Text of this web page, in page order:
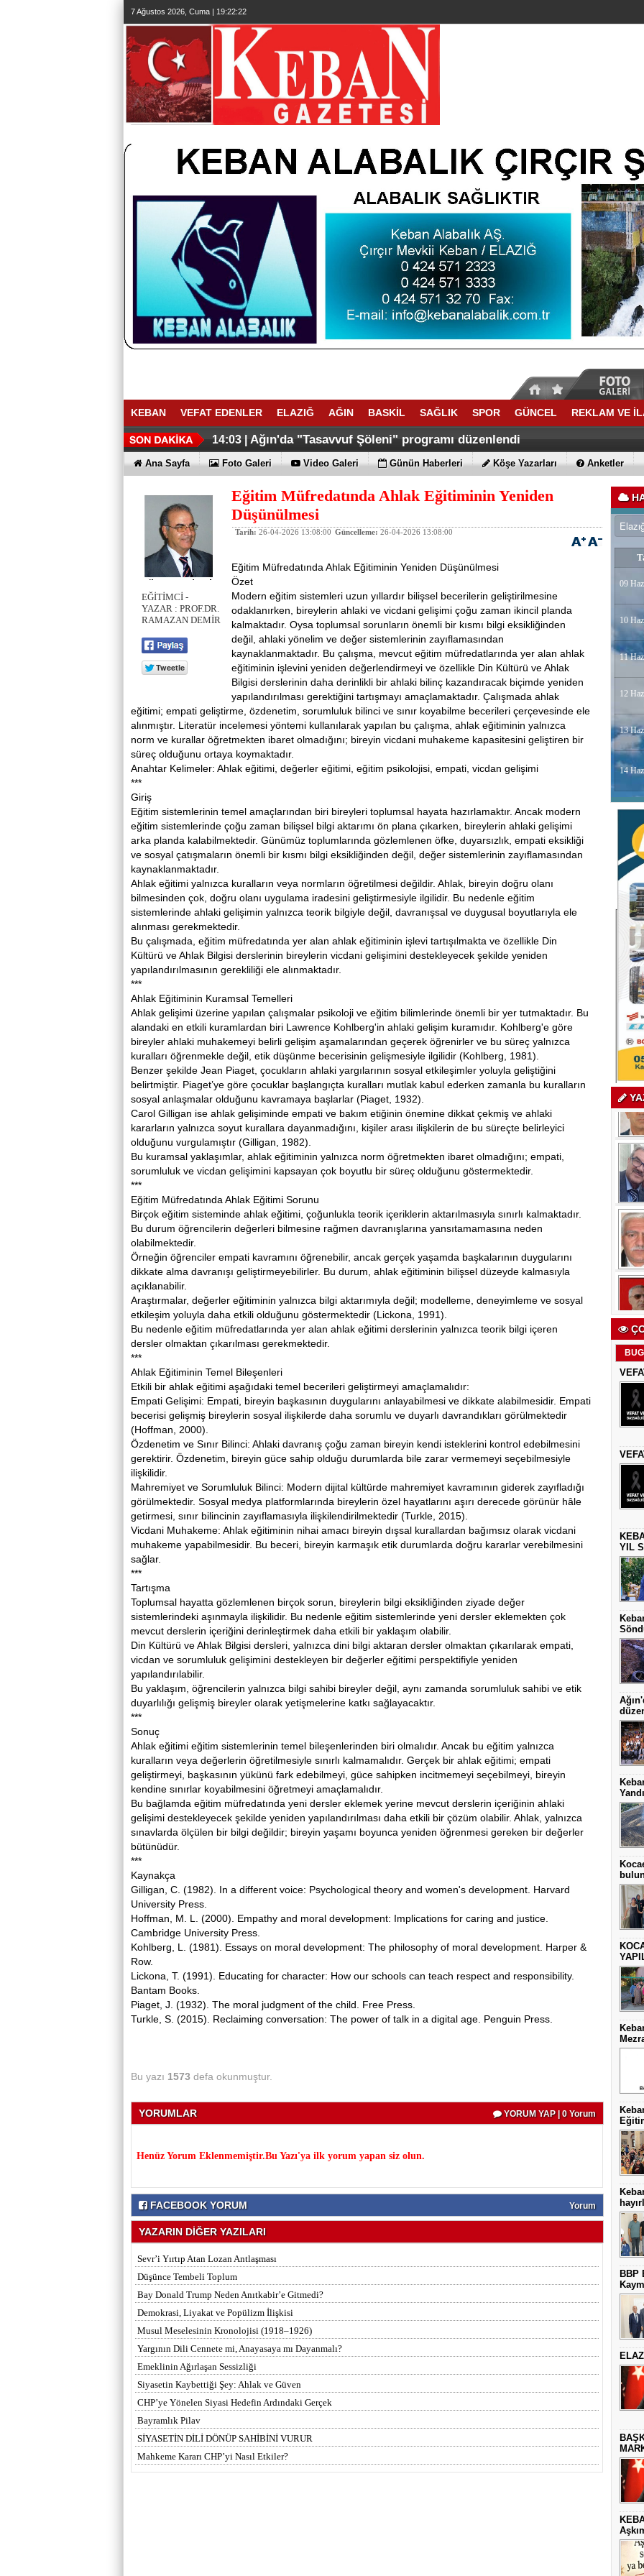
7 Ağustos 2026, Cuma | 19:22:23
KEBAN VEFAT EDENLER ELAZIĞ AĞIN BASKİL SAĞLIK SPOR GÜNCEL REKLAM VE
14:03 | Ağın'da "Tasavvuf Şöleni" programı düzenlendi
Ana Sayfa Foto Galeri Video Galeri Günün Haberleri Köşe Yazarları Anketler
EĞİTİMCİ -
YAZAR : PROF.DR.
RAMAZAN DEMİR
Eğitim Müfredatında Ahlak Eğitiminin Yeniden
Düşünülmesi
Tarih: 26-04-2026 13:08:00 Güncelleme: 26-04-2026 13:08:00
Eğitim Müfredatında Ahlak Eğitiminin Yeniden Düşünülmesi
Özet
Modern eğitim sistemleri uzun yıllardır bilişsel becerilerin geliştirilmesine
odaklanırken, bireylerin ahlaki ve vicdani gelişimi çoğu zaman ikincil planda
kalmaktadır. Oysa toplumsal sorunların önemli bir kısmı bilgi eksikliğinden
değil, ahlaki yönelim ve değer sistemlerinin zayıflamasından
kaynaklanmaktadır. Bu çalışma, mevcut eğitim müfredatlarında yer alan ahlak
eğitiminin işlevini yeniden değerlendirmeyi ve özellikle Din Kültürü ve Ahlak
Bilgisi derslerinin daha derinlikli bir ahlaki bilinç kazandıracak biçimde yeniden
yapılandırılması gerektiğini tartışmayı amaçlamaktadır. Çalışmada ahlak
eğitimi; empati geliştirme, özdenetim, sorumluluk bilinci ve sınır koyabilme becerileri çerçevesinde ele
alınmıştır. Literatür incelemesi yöntemi kullanılarak yapılan bu çalışma, ahlak eğitiminin yalnızca
norm ve kurallar öğretmekten ibaret olmadığını; bireyin vicdani muhakeme kapasitesini geliştiren bir
süreç olduğunu ortaya koymaktadır.
Anahtar Kelimeler: Ahlak eğitimi, değerler eğitimi, eğitim psikolojisi, empati, vicdan gelişimi
***
Giriş
Eğitim sistemlerinin temel amaçlarından biri bireyleri toplumsal hayata hazırlamaktır. Ancak modern
eğitim sistemlerinde çoğu zaman bilişsel bilgi aktarımı ön plana çıkarken, bireylerin ahlaki gelişimi
arka planda kalabilmektedir. Günümüz toplumlarında gözlemlenen öfke, duyarsızlık, empati eksikliği
ve sosyal çatışmaların önemli bir kısmı bilgi eksikliğinden değil, değer sistemlerinin zayıflamasından
kaynaklanmaktadır.
Ahlak eğitimi yalnızca kuralların veya normların öğretilmesi değildir. Ahlak, bireyin doğru olanı
bilmesinden çok, doğru olanı uygulama iradesini geliştirmesiyle ilgilidir. Bu nedenle eğitim
sistemlerinde ahlaki gelişimin yalnızca teorik bilgiyle değil, davranışsal ve duygusal boyutlarıyla ele
alınması gerekmektedir.
Bu çalışmada, eğitim müfredatında yer alan ahlak eğitiminin işlevi tartışılmakta ve özellikle Din
Kültürü ve Ahlak Bilgisi derslerinin bireylerin vicdani gelişimini destekleyecek şekilde yeniden
yapılandırılmasının gerekliliği ele alınmaktadır.
***
Ahlak Eğitiminin Kuramsal Temelleri
Ahlak gelişimi üzerine yapılan çalışmalar psikoloji ve eğitim bilimlerinde önemli bir yer tutmaktadır. Bu
alandaki en etkili kuramlardan biri Lawrence Kohlberg'in ahlaki gelişim kuramıdır. Kohlberg'e göre
bireyler ahlaki muhakemeyi belirli gelişim aşamalarından geçerek öğrenirler ve bu süreç yalnızca
kuralları öğrenmekle değil, etik düşünme becerisinin gelişmesiyle ilgilidir (Kohlberg, 1981).
Benzer şekilde Jean Piaget, çocukların ahlaki yargılarının sosyal etkileşimler yoluyla geliştiğini
belirtmiştir. Piaget’ye göre çocuklar başlangıçta kuralları mutlak kabul ederken zamanla bu kuralların
sosyal anlaşmalar olduğunu kavramaya başlarlar (Piaget, 1932).
Carol Gilligan ise ahlak gelişiminde empati ve bakım etiğinin önemine dikkat çekmiş ve ahlaki
kararların yalnızca soyut kurallara dayanmadığını, kişiler arası ilişkilerin de bu süreçte belirleyici
olduğunu vurgulamıştır (Gilligan, 1982).
Bu kuramsal yaklaşımlar, ahlak eğitiminin yalnızca norm öğretmekten ibaret olmadığını; empati,
sorumluluk ve vicdan gelişimini kapsayan çok boyutlu bir süreç olduğunu göstermektedir.
***
Eğitim Müfredatında Ahlak Eğitimi Sorunu
Birçok eğitim sisteminde ahlak eğitimi, çoğunlukla teorik içeriklerin aktarılmasıyla sınırlı kalmaktadır.
Bu durum öğrencilerin değerleri bilmesine rağmen davranışlarına yansıtamamasına neden
olabilmektedir.
Örneğin öğrenciler empati kavramını öğrenebilir, ancak gerçek yaşamda başkalarının duygularını
dikkate alma davranışı geliştirmeyebilirler. Bu durum, ahlak eğitiminin bilişsel düzeyde kalmasıyla
açıklanabilir.
Araştırmalar, değerler eğitiminin yalnızca bilgi aktarımıyla değil; modelleme, deneyimleme ve sosyal
etkileşim yoluyla daha etkili olduğunu göstermektedir (Lickona, 1991).
Bu nedenle eğitim müfredatlarında yer alan ahlak eğitimi derslerinin yalnızca teorik bilgi içeren
dersler olmaktan çıkarılması gerekmektedir.
***
Ahlak Eğitiminin Temel Bileşenleri
Etkili bir ahlak eğitimi aşağıdaki temel becerileri geliştirmeyi amaçlamalıdır:
Empati Gelişimi: Empati, bireyin başkasının duygularını anlayabilmesi ve dikkate alabilmesidir. Empati
becerisi gelişmiş bireylerin sosyal ilişkilerde daha sorumlu ve duyarlı davrandıkları görülmektedir
(Hoffman, 2000).
Özdenetim ve Sınır Bilinci: Ahlaki davranış çoğu zaman bireyin kendi isteklerini kontrol edebilmesini
gerektirir. Özdenetim, bireyin güce sahip olduğu durumlarda bile zarar vermemeyi seçebilmesiyle
ilişkilidir.
Mahremiyet ve Sorumluluk Bilinci: Modern dijital kültürde mahremiyet kavramının giderek zayıfladığı
görülmektedir. Sosyal medya platformlarında bireylerin özel hayatlarını aşırı derecede görünür hâle
getirmesi, sınır bilincinin zayıflamasıyla ilişkilendirilmektedir (Turkle, 2015).
Vicdani Muhakeme: Ahlak eğitiminin nihai amacı bireyin dışsal kurallardan bağımsız olarak vicdani
muhakeme yapabilmesidir. Bu beceri, bireyin karmaşık etik durumlarda doğru kararlar verebilmesini
sağlar.
***
Tartışma
Toplumsal hayatta gözlemlenen birçok sorun, bireylerin bilgi eksikliğinden ziyade değer
sistemlerindeki aşınmayla ilişkilidir. Bu nedenle eğitim sistemlerinde yeni dersler eklemekten çok
mevcut derslerin içeriğini derinleştirmek daha etkili bir yaklaşım olabilir.
Din Kültürü ve Ahlak Bilgisi dersleri, yalnızca dini bilgi aktaran dersler olmaktan çıkarılarak empati,
vicdan ve sorumluluk gelişimini destekleyen bir değerler eğitimi perspektifiyle yeniden
yapılandırılabilir.
Bu yaklaşım, öğrencilerin yalnızca bilgi sahibi bireyler değil, aynı zamanda sorumluluk sahibi ve etik
duyarlılığı gelişmiş bireyler olarak yetişmelerine katkı sağlayacaktır.
***
Sonuç
Ahlak eğitimi eğitim sistemlerinin temel bileşenlerinden biri olmalıdır. Ancak bu eğitim yalnızca
kuralların veya değerlerin öğretilmesiyle sınırlı kalmamalıdır. Gerçek bir ahlak eğitimi; empati
geliştirmeyi, başkasının yükünü fark edebilmeyi, güce sahipken incitmemeyi seçebilmeyi, bireyin
kendine sınırlar koyabilmesini öğretmeyi amaçlamalıdır.
Bu bağlamda eğitim müfredatında yeni dersler eklemek yerine mevcut derslerin içeriğinin ahlaki
gelişimi destekleyecek şekilde yeniden yapılandırılması daha etkili bir çözüm olabilir. Ahlak, yalnızca
sınavlarda ölçülen bir bilgi değildir; bireyin yaşamı boyunca yeniden öğrenmesi gereken bir değerler
bütünüdür.
***
Kaynakça
Gilligan, C. (1982). In a different voice: Psychological theory and women's development. Harvard
University Press.
Hoffman, M. L. (2000). Empathy and moral development: Implications for caring and justice.
Cambridge University Press.
Kohlberg, L. (1981). Essays on moral development: The philosophy of moral development. Harper &
Row.
Lickona, T. (1991). Educating for character: How our schools can teach respect and responsibility.
Bantam Books.
Piaget, J. (1932). The moral judgment of the child. Free Press.
Turkle, S. (2015). Reclaiming conversation: The power of talk in a digital age. Penguin Press.
Bu yazı 1573 defa okunmuştur.
YORUMLAR YORUM YAP | 0 Yorum
Henüz Yorum Eklenmemiştir.Bu Yazı'ya ilk yorum yapan siz olun.
FACEBOOK YORUM Yorum
YAZARIN DİĞER YAZILARI
Sevr’i Yırtıp Atan Lozan Antlaşması
Düşünce Tembeli Toplum
Bay Donald Trump Neden Anıtkabir’e Gitmedi?
Demokrasi, Liyakat ve Popülizm İlişkisi
Musul Meselesinin Kronolojisi (1918–1926)
Yargının Dili Cennete mi, Anayasaya mı Dayanmalı?
Emeklinin Ağırlaşan Sessizliği
Siyasetin Kaybettiği Şey: Ahlak ve Güven
CHP’ye Yönelen Siyasi Hedefin Ardındaki Gerçek
Bayramlık Pilav
SİYASETİN DİLİ DÖNÜP SAHİBİNİ VURUR
Mahkeme Kararı CHP’yi Nasıl Etkiler?
09
10
11
12
13
14
YIL
Yandı
BBP